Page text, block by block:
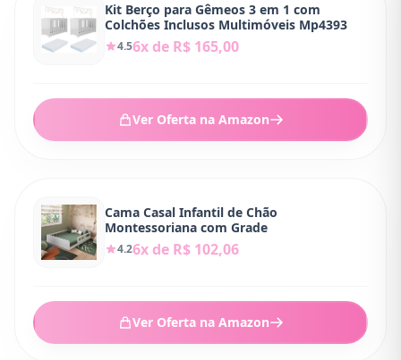
Kit Berço para Gêmeos 3 em 1 com
Colchões Inclusos Multimóveis Mp4393
4.56x de R$ 165,00
Ver Oferta na Amazon
Cama Casal Infantil de Chão
Montessoriana com Grade
4.26x de R$ 102,06
Ver Oferta na Amazon